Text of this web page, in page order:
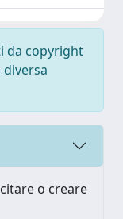
da copyright
o creare